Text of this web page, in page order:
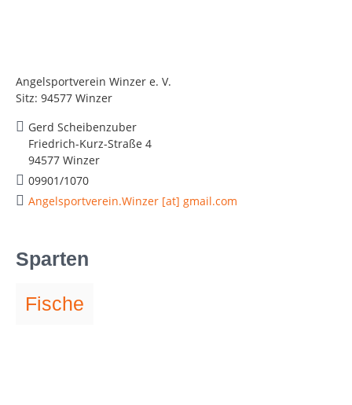
Angelsportverein Winzer e. V.
Sitz: 94577 Winzer
Gerd Scheibenzuber
Friedrich-Kurz-Straße 4
94577 Winzer
09901/1070
Angelsportverein.Winzer [at] gmail.com
Sparten
Fische